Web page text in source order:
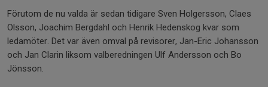
Förutom de nu valda är sedan tidigare Sven Holgersson, Claes
Olsson, Joachim Bergdahl och Henrik Hedenskog kvar som
ledamöter. Det var även omval på revisorer, Jan-Eric Johansson
och Jan Clarin liksom valberedningen Ulf Andersson och Bo
Jönsson.